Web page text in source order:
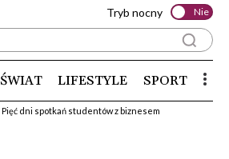
Tryb nocny Nie
ŚWIAT LIFESTYLE SPORT
Pięć dni spotkań studentów z biznesem